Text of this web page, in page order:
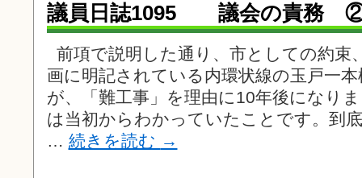
議員日誌1095 議会の責
前項で説明した通り、市としての約束
画に明記されている内環状線の玉戸一
が、「難工事」を理由に10年後になり
は当初からわかっていたことです。到
… 続きを読む →